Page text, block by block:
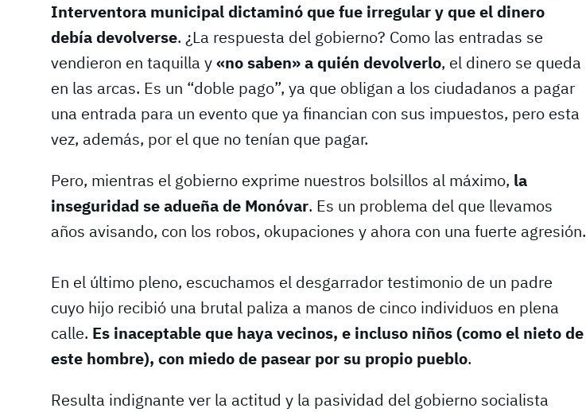
Interventora municipal dictaminó que fue irregular y que el dinero
debía devolverse. ¿La respuesta del gobierno? Como las entradas se
vendieron en taquilla y«no saben» a quién devolverlo, el dinero se queda
en las arcas. Es un “doble pago”, ya que obligan a los ciudadanos a pagar
una entrada para un evento que ya financian con sus impuestos, pero esta
vez, además, por el que no tenían que pagar.
Pero, mientras el gobierno exprime nuestros bolsillos al máximo, la
inseguridad se adueña de Monóvar. Es un problema del que llevamos
años avisando, con los robos, okupaciones y ahora con una fuerte agresión.
En el último pleno, escuchamos el desgarrador testimonio de un padre
cuyo hijo recibió una brutal paliza a manos de cinco individuos en plena
calle. Es inaceptable que haya vecinos, e incluso niños (como el nieto de
este hombre), con miedo de pasear por su propio pueblo.
Resulta indignante ver la actitud y la pasividad del gobierno socialista